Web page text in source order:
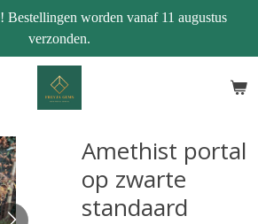
Bestellingen worden vanaf 11 augustus
verzonden.
Amethist portal
op zwarte
standaard